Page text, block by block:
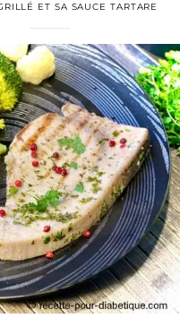
ET SA SAUCE TARTARE